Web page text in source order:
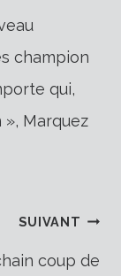
champion
qui,
Marquez
SUIVANT
coup de